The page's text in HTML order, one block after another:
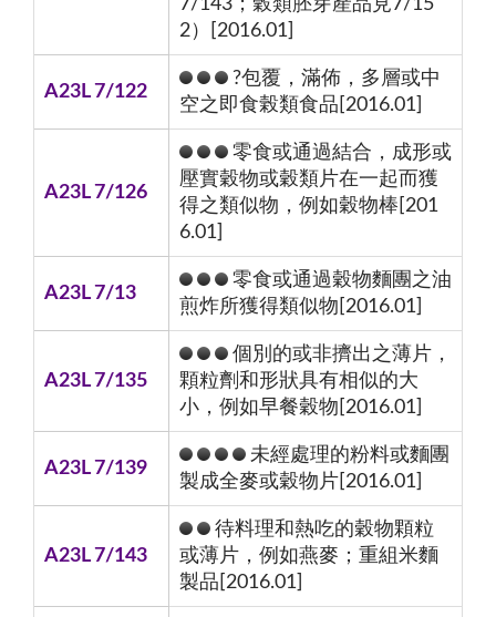
7/143；穀類胚芽產品見7/15
2）[2016.01]
A23L 7/122
?包覆，滿佈，多層或中
空之即食榖類食品[2016.01]
A23L 7/126
零食或通過結合，成形或
壓實穀物或穀類片在一起而獲
得之類似物，例如穀物棒[201
6.01]
A23L 7/13
零食或通過穀物麵團之油
煎炸所獲得類似物[2016.01]
A23L 7/135
個別的或非擠出之薄片，
顆粒劑和形狀具有相似的大
小，例如早餐穀物[2016.01]
A23L 7/139
未經處理的粉料或麵團
製成全麥或穀物片[2016.01]
A23L 7/143
待料理和熱吃的穀物顆粒
或薄片，例如燕麥；重組米麵
製品[2016.01]